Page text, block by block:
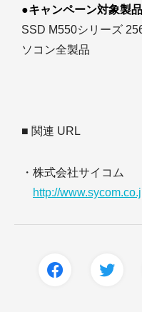
●キャンペーン対象製品
SSD M550シリーズ
ソコン全製品
■ 関連 URL
・株式会社サイコム
http://